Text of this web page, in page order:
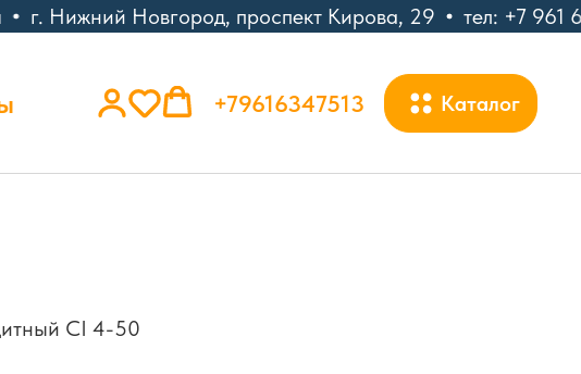
г. Нижний Новгород, проспект Кирова, 29 тел: +7 961
+79616347513 Каталог
CI 4-50